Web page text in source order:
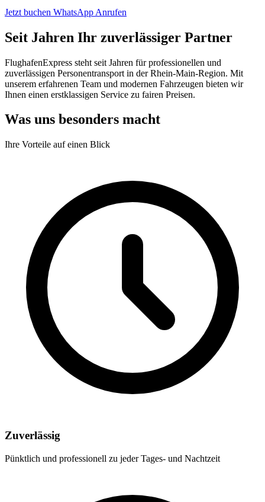
Jetzt buchen WhatsApp Anrufen
Seit Jahren Ihr zuverlässiger Partner
FlughafenExpress steht seit Jahren für professionellen und
zuverlässigen Personentransport in der Rhein-Main-Region. Mit
unserem erfahrenen Team und modernen Fahrzeugen bieten wir
Ihnen einen erstklassigen Service zu fairen Preisen.
Was uns besonders macht
Ihre Vorteile auf einen Blick
Zuverlässig
Pünktlich und professionell zu jeder Tages- und Nachtzeit